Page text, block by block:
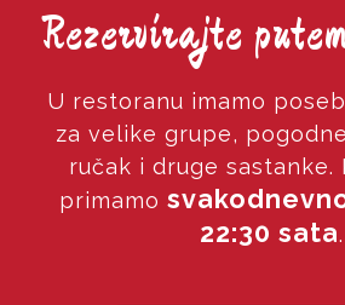
Rezervirajte
U restoranu imamo
za velike grupe,
ručak i druge sastanke.
primamo
22:30 sata.